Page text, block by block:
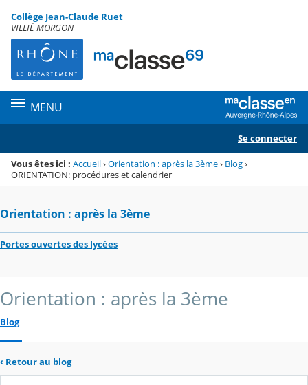
Menu de la rubrique
Contenu
Collège Jean-Claude Ruet
VILLIÉ MORGON
MENU
Se connecter
Vous êtes ici : Accueil›Orientation : après la 3ème› Blog›
ORIENTATION: procédures et calendrier
Orientation : après la 3ème
Portes ouvertes des lycées
Orientation : après la 3ème
Blog
‹ Retour au blog